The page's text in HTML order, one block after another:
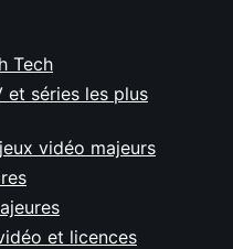
Tech
et séries les plus
vidéo majeurs
et licences